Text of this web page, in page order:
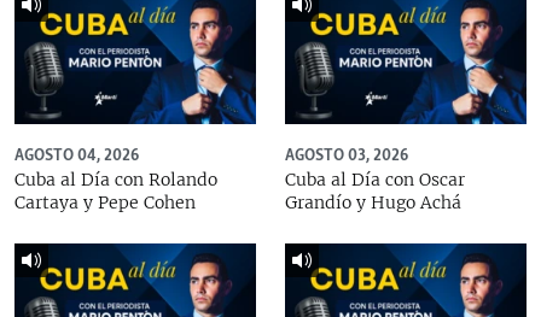
AGOSTO 04, 2026
Cuba al Día con Rolando
Cartaya y Pepe Cohen
AGOSTO 03, 2026
Cuba al Día con Oscar
Grandío y Hugo Achá